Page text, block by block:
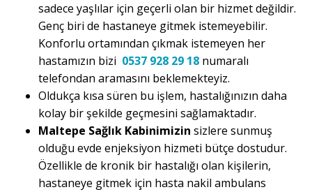
sadece yaşlılar için geçerli olan bir hizmet değildir.
Genç biri de hastaneye gitmek istemeyebilir.
Konforlu ortamından çıkmak istemeyen her
hastamızın bizi 0537 928 29 18 numaralı
telefondan aramasını beklemekteyiz.
Oldukça kısa süren bu işlem, hastalığınızın daha
kolay bir şekilde geçmesini sağlamaktadır.
Maltepe Sağlık Kabinimizin sizlere sunmuş
olduğu evde enjeksiyon hizmeti bütçe dostudur.
Özellikle de kronik bir hastalığı olan kişilerin,
hastaneye gitmek için hasta nakil ambulans